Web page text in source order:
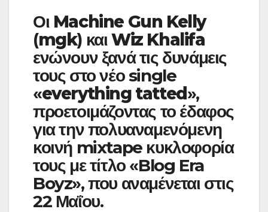
Οι Machine Gun Kelly
(mgk) καιWiz Khalifa
ενώνουν ξανά τις δυνάμεις
τους στο νέο single
«everything tatted »,
προετοιμάζοντας το έδαφος
για την πολυαναμενόμενη
κοινή mixtape κυκλοφορία
τους με τίτλο «Blog Era
Boyz», που αναμένεται στις
22 Μαΐου.